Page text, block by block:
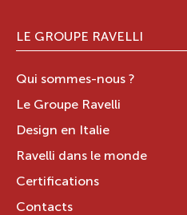
LE GROUPE RAVELLI
Qui sommes-nous ?
Le Groupe Ravelli
Design en Italie
Ravelli dans le monde
Certifications
Contacts